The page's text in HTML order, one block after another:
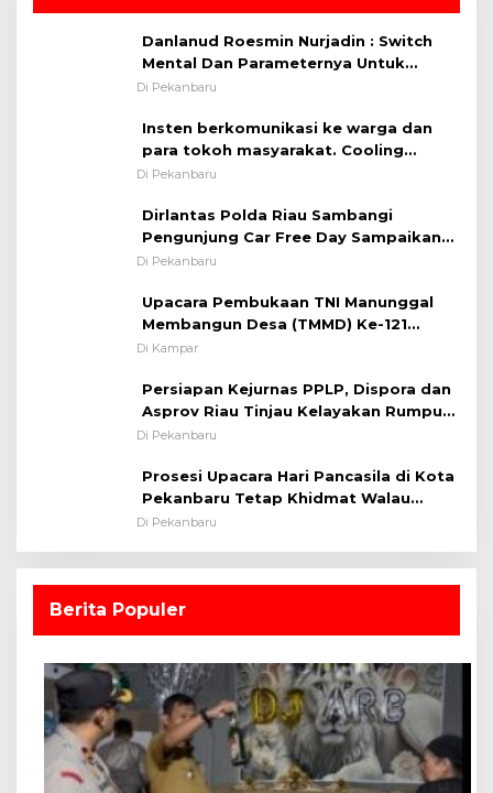
Danlanud Roesmin Nurjadin : Switch
Mental Dan Parameternya Untuk
Melaksanakan ✈
Di Pekanbaru
Insten berkomunikasi ke warga dan
para tokoh masyarakat. Cooling
System OMP LK ²024 Polsek Rumbai,
Pentingnya Memelihara dan Menjaga
Situasi Kondusif
Di Pekanbaru
Dirlantas Polda Riau Sambangi
Pengunjung Car Free Day Sampaikan
Pesan Edukasi Kamtibmas &
Di Pekanbaru
Upacara Pembukaan TNI Manunggal
Membangun Desa (TMMD) Ke-121
Kodim 0313/KPR Tahun 2024) ?
Di Kampar
Persiapan Kejurnas PPLP, Dispora dan
Asprov Riau Tinjau Kelayakan Rumput
Lapangan Sepakbola
Di Pekanbaru
Prosesi Upacara Hari Pancasila di Kota
Pekanbaru Tetap Khidmat Walau
Dalam Ruangan
Di Pekanbaru
Berita Populer